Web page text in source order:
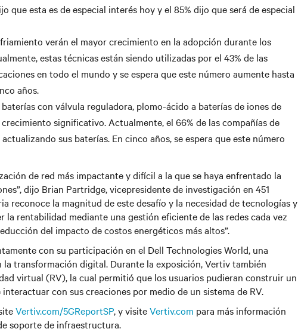
que esta es de especial interés hoy y el 85% dijo que será de especial
verán el mayor crecimiento en la adopción durante los
estas técnicas están siendo utilizadas por el 43% de las
en todo el mundo y se espera que este número aumente hasta
años.
con válvula reguladora, plomo-ácido a baterías de iones de
significativo. Actualmente, el 66% de las compañías de
sus baterías. En cinco años, se espera que este número
de red más impactante y difícil a la que se haya enfrentado la
dijo Brian Partridge, vicepresidente de investigación en 451
reconoce la magnitud de este desafío y la necesidad de tecnologías y
la rentabilidad mediante una gestión eficiente de las redes cada vez
del impacto de costos energéticos más altos”.
con su participación en el Dell Technologies World, una
transformación digital. Durante la exposición, Vertiv también
virtual (RV), la cual permitió que los usuarios pudieran construir un
con sus creaciones por medio de un sistema de RV.
Vertiv.com/5GReportSP, y visiteVertiv.com para más información
soporte de infraestructura.